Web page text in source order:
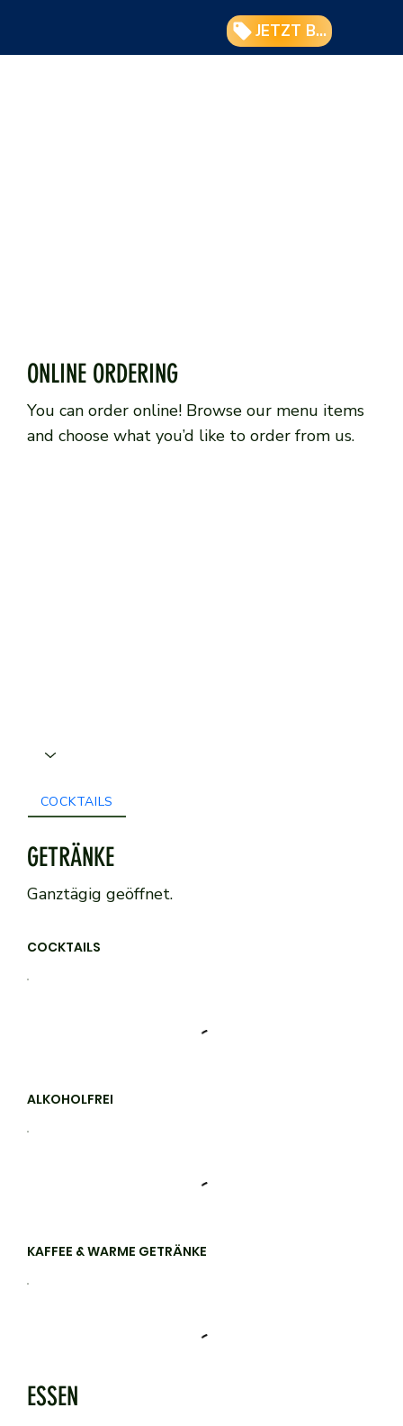
JETZT BUCHEN
ONLINE ORDERING
You can order online! Browse our menu items
and choose what you’d like to order from us.
GETRÄNKE
Ganztägig geöffnet.
COCKTAILS
ALKOHOLFREI
KAFFEE & WARME GETRÄNKE
ESSEN
COCKTAILS